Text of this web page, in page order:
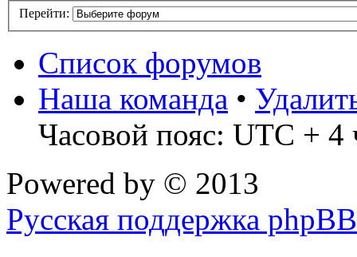
Перейти:
Список форумов
Наша команда •
Часовой пояс: UTC + 4
Powered by © 2013
Русская поддержка phpBB